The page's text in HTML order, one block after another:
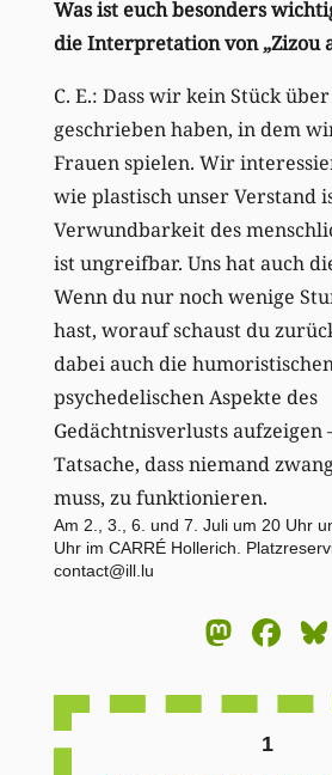
Was ist euch besonders
die Interpretation von „Zizou
C. E.: Dass wir kein Stück
geschrieben haben, in dem
Frauen spielen. Wir
wie plastisch unser Verstand
Verwundbarkeit des
ist ungreifbar. Uns hat auch
Wenn du nur noch wenige
hast, worauf schaust du
dabei auch die
psychedelischen Aspekte des
Gedächtnisverlusts aufzeigen
Tatsache, dass niemand
muss, zu funktionieren.
Am 2., 3., 6. und 7. Juli um 20 Uhr
Uhr im CARRÉ Hollerich.
contact@ill.lu
1